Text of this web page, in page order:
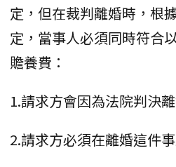
定，但在裁判離婚時，根
定，當事人必須同時符合
贍養費：
1.請求方會因為法院判決
2.請求方必須在離婚這件事